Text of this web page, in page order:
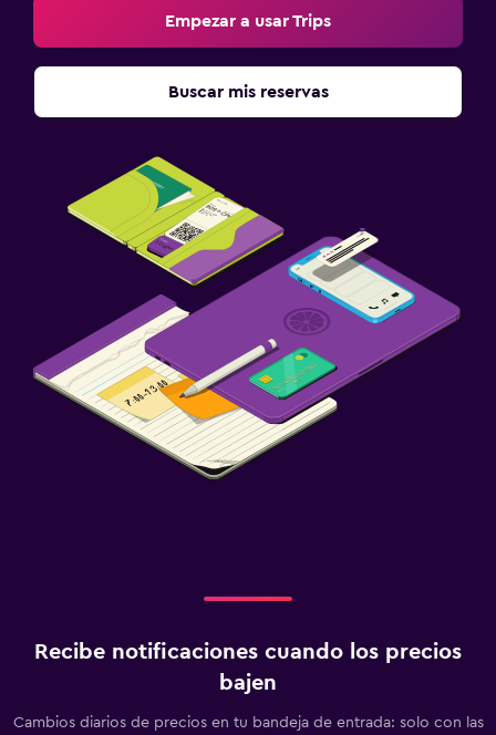
Empezar a usar Trips
Buscar mis reservas
Recibe notificaciones cuando los precios
bajen
Cambios diarios de precios en tu bandeja de entrada: solo con las